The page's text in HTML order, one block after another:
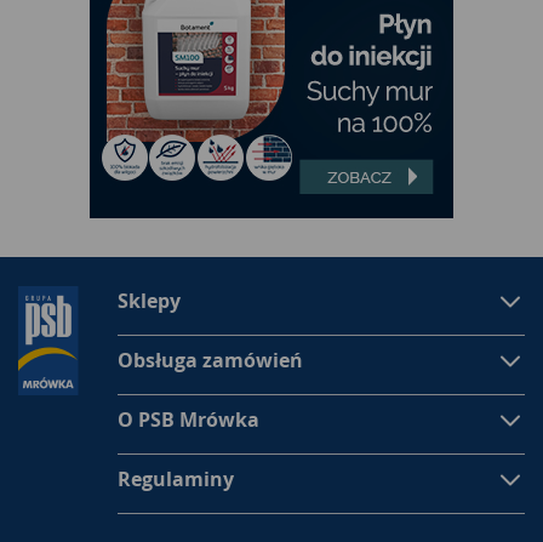
Sklepy
Obsługa zamówień
O PSB Mrówka
Regulaminy